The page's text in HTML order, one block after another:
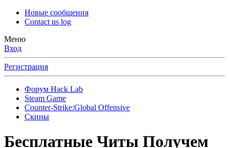
Новые сообщения
Contact us log
Меню
Вход
Регистрация
Форум Hack Lab
Steam Game
Counter-Strike:Global Offensive
Скины
Бесплатные Читы Получем